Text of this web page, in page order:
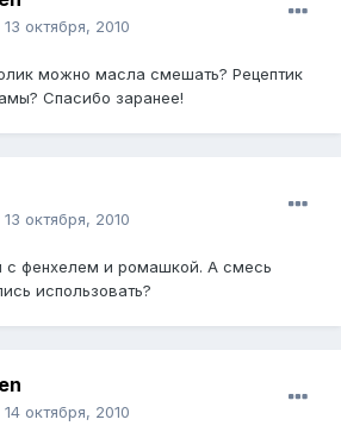
13 октября, 2010
можно масла смешать? Рецептик
Спасибо заранее!
13 октября, 2010
с фенхелем и ромашкой. А смесь
использовать?
14 октября, 2010